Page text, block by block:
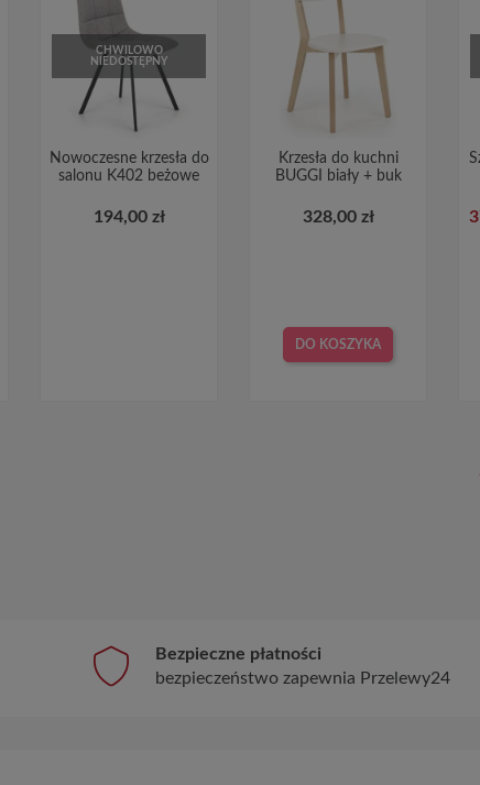
CHWILOWO
NIEDOSTĘPNY
Nowoczesne krzesła do
salonu K402 beżowe
194,00 zł
Krzesła do kuchni
BUGGI biały + buk
328,00 zł
DO KOSZYKA
Bezpieczne płatności
bezpieczeństwo zapewnia Przelewy24